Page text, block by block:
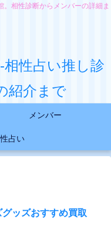
相性診断からメンバーの詳細ま
性占い推し診
紹介まで
メンバー
占い
ッズおすすめ買取